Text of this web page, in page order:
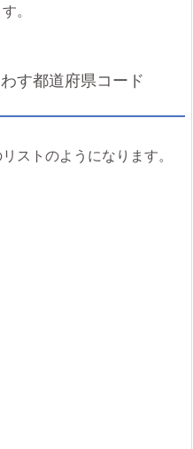
。
す都道府県コード
ストのようになります。